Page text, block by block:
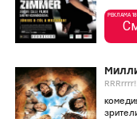
РЕКЛАМА